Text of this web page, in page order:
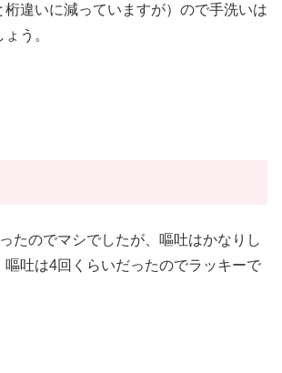
桁違いに減っていますが）ので手洗いは
う。
たのでマシでしたが、嘔吐はかなりし
嘔吐は4回くらいだったのでラッキーで